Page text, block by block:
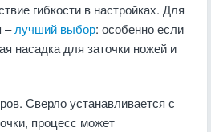
гибкости в настройках. Для
–лучший выбор: особенно если
насадка для заточки ножей и
Сверло устанавливается с
процесс может